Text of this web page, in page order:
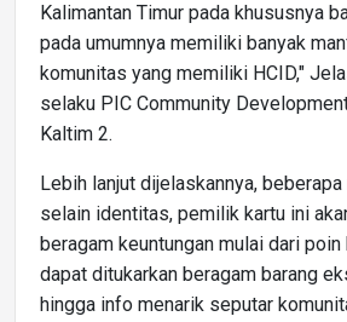
Kalimantan Timur pada khususnya
pada umumnya memiliki banyak
komunitas yang memiliki HCID,"
selaku PIC Community
Kaltim 2.
Lebih lanjut dijelaskannya,
selain identitas, pemilik kartu ini
beragam keuntungan mulai dari
dapat ditukarkan beragam barang
hingga info menarik seputar